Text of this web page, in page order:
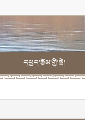
དཔྱད་རྩོམ་གྱི་སྡེ།